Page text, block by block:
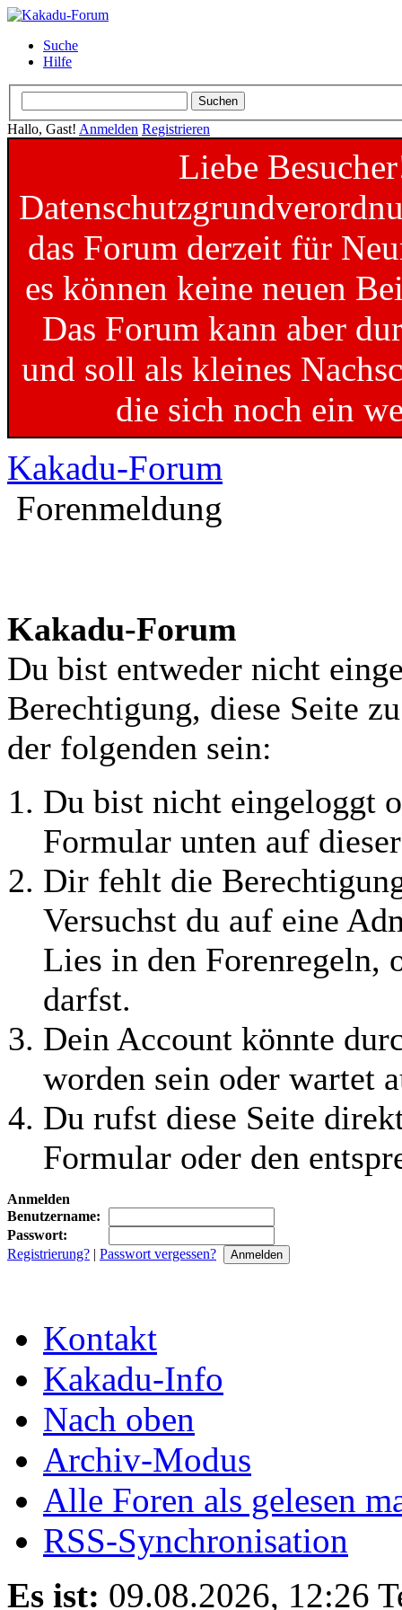
Suche
Hilfe
Hallo, Gast! Anmelden Registrieren
Liebe
das Forum derzeit für
es können keine neuen
Das Forum kann aber
und soll als kleines
die sich noch ein
Kakadu-Forum
Forenmeldung
Kakadu-Forum
Du bist entweder nicht
Berechtigung, diese Seite
der folgenden sein:
Du bist nicht eingeloggt
Formular unten auf
Dir fehlt die
Versuchst du auf eine
Lies in den Forenregeln,
darfst.
Dein Account könnte
worden sein oder wartet
Du rufst diese Seite
Formular oder den
Anmelden
Benutzername:
Passwort:
Registrierung? | Passwort vergessen?
Kontakt
Kakadu-Info
Nach oben
Archiv-Modus
Alle Foren als gelesen
RSS-Synchronisation
Es ist: 09.08.2026, 12:26